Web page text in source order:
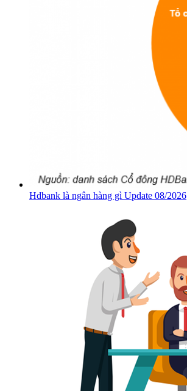
Hdbank là ngân hàng gì Update 08/2026